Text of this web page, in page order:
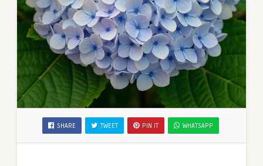
SHARE TWEET PIN IT WHATSAPP